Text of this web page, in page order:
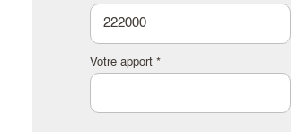
Votre apport *